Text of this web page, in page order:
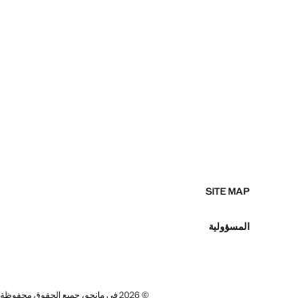
SITE MAP
المسؤولية
© 2026 في مانجو، جميع الحقوق محفوظة